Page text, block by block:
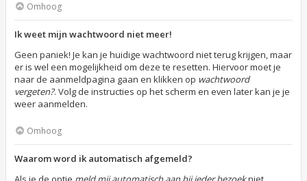
Omhoog
Ik weet mijn wachtwoord niet meer!
Geen paniek! Je kan je huidige wachtwoord niet terug krijgen, maar
er is wel een mogelijkheid om deze te resetten. Hiervoor moet je
naar de aanmeldpagina gaan en klikken op wachtwoord
vergeten?. Volg de instructies op het scherm en even later kan je je
weer aanmelden.
Omhoog
Waarom word ik automatisch afgemeld?